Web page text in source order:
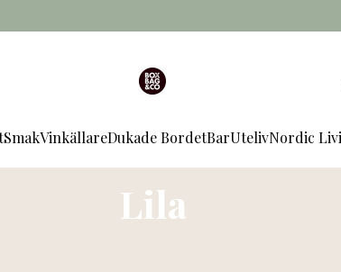
SmakVinkällareDukade BordetBarUtelivNordic
Lila